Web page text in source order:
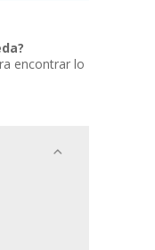
encontrar lo